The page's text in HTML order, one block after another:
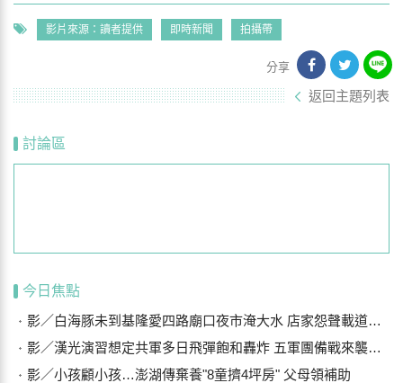
影片來源：讀者提供 即時新聞 拍攝帶
分享
返回主題列表
討論區
今日焦點
影／白海豚未到基隆愛四路廟口夜市淹大水 店家怨聲載道…封路排水
影／漢光演習想定共軍多日飛彈飽和轟炸 五軍團備戰來襲船團
影／小孩顧小孩…澎湖傳棄養"8童擠4坪房" 父母領補助